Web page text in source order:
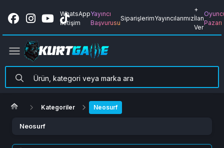
WhatsApp
İletişim
Yayıncı
Başvurusu
SiparişlerimYayıncılarımız
+
İlan
Ver
Pazarı
Kategoriler Neosurf
Neosurf